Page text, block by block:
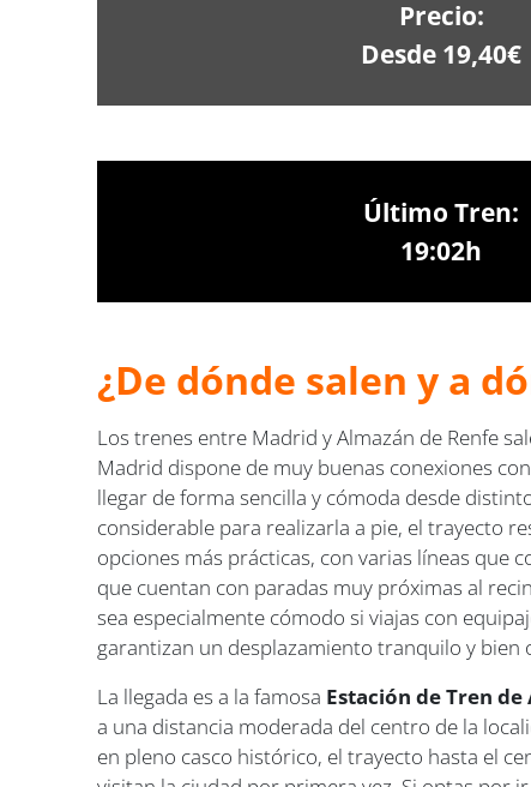
Precio:
Desde 19,40€
Último Tren:
19:02h
¿De dónde salen y a
Los trenes entre Madrid y Almazán de Renfe
Madrid dispone de muy buenas conexiones
llegar de forma sencilla y cómoda desde
considerable para realizarla a pie, el trayecto
opciones más prácticas, con varias líneas que
que cuentan con paradas muy próximas al
sea especialmente cómodo si viajas con
garantizan un desplazamiento tranquilo y bien
La llegada es a la famosa Estación de Tren
a una distancia moderada del centro de la
en pleno casco histórico, el trayecto hasta el